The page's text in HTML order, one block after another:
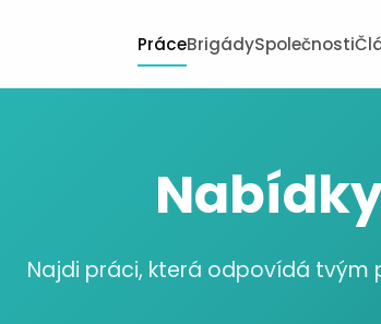
PráceBrigádySpolečnosti
Najdi práci, která odpovídá